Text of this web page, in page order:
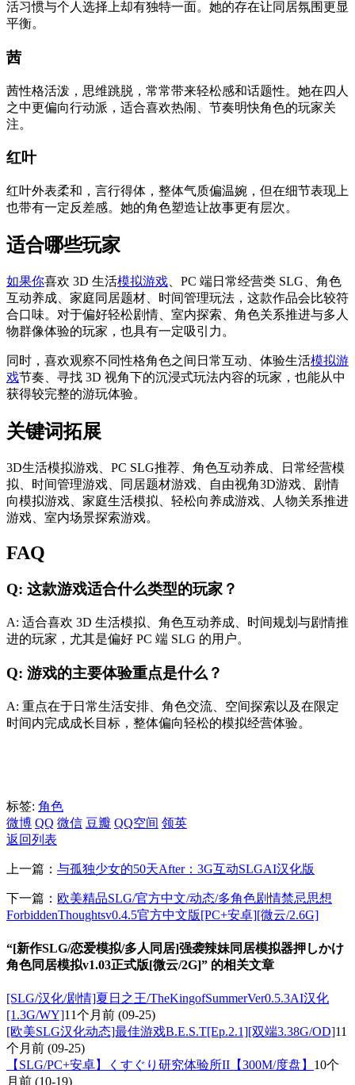
活习惯与个人选择上却有独特一面。她的存在让同居氛围更显
平衡。
茜
茜性格活泼，思维跳脱，常常带来轻松感和话题性。她在四人
之中更偏向行动派，适合喜欢热闹、节奏明快角色的玩家关
注。
红叶
红叶外表柔和，言行得体，整体气质偏温婉，但在细节表现上
也带有一定反差感。她的角色塑造让故事更有层次。
适合哪些玩家
如果你喜欢 3D 生活模拟游戏 、PC 端日常经营类 SLG、角色
互动养成、家庭同居题材、时间管理玩法，这款作品会比较符
合口味。对于偏好轻松剧情、室内探索、角色关系推进与多人
物群像体验的玩家，也具有一定吸引力。
同时，喜欢观察不同性格角色之间日常互动、体验生活模拟游
戏节奏、寻找 3D 视角下的沉浸式玩法内容的玩家，也能从中
获得较完整的游玩体验。
关键词拓展
3D生活模拟游戏、PC SLG推荐、角色互动养成、日常经营模
拟、时间管理游戏、同居题材游戏、自由视角3D游戏、剧情
向模拟游戏、家庭生活模拟、轻松向养成游戏、人物关系推进
游戏、室内场景探索游戏。
FAQ
Q: 这款游戏适合什么类型的玩家？
A: 适合喜欢 3D 生活模拟、角色互动养成、时间规划与剧情推
进的玩家，尤其是偏好 PC 端 SLG 的用户。
Q: 游戏的主要体验重点是什么？
A: 重点在于日常生活安排、角色交流、空间探索以及在限定
时间内完成成长目标，整体偏向轻松的模拟经营体验。
标签: 角色
微博 QQ 微信 豆瓣 QQ空间 领英
返回列表
上一篇： 与孤独少女的50天After：3G互动SLGAI汉化版
下一篇： 欧美精品SLG/官方中文/动态/多角色剧情禁忌思想
ForbiddenThoughtsv0.4.5官方中文版[PC+安卓][微云/2.6G]
“[新作SLG/恋爱模拟/多人同居]强袭辣妹同居模拟器押しかけ
角色同居模拟v1.03正式版[微云/2G]” 的相关文章
[SLG/汉化/剧情]夏日之王/TheKingofSummerVer0.5.3AI汉化
[1.3G/WY]11个月前 (09-25)
[欧美SLG汉化动态]最佳游戏B.E.S.T[Ep.2.1][双端3.38G/OD]11
个月前 (09-25)
【SLG/PC+安卓】くすぐり研究体验所II【300M/度盘】 10个
月前 (10-19)